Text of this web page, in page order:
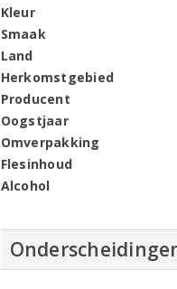
Kleur
Smaak
Land
Herkomstgebied
Producent
Oogstjaar
Omverpakking
Flesinhoud
Alcohol